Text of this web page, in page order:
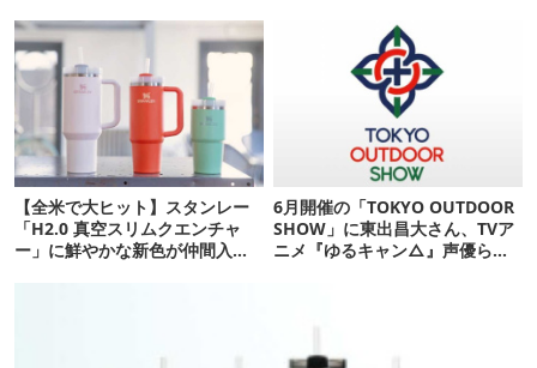
【全米で大ヒット】スタンレー
「H2.0 真空スリムクエンチャ
ー」に鮮やかな新色が仲間入
6月開催の「TOKYO OUTDOOR
SHOW」に東出昌大さん、TVア
ニメ『ゆるキャン△』声優らが